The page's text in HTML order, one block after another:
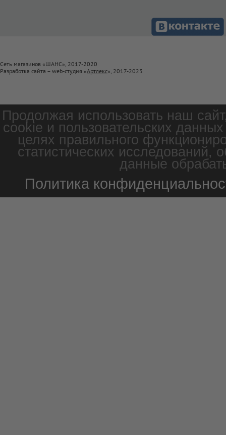
Сеть магазинов «ШАНС», 2017-2020
Разработка сайта – web-студия «Артлекс», 2017-2023
Продолжая использовать наш
cookie и пользовательских
целях правильного
статистических
данные
Политика